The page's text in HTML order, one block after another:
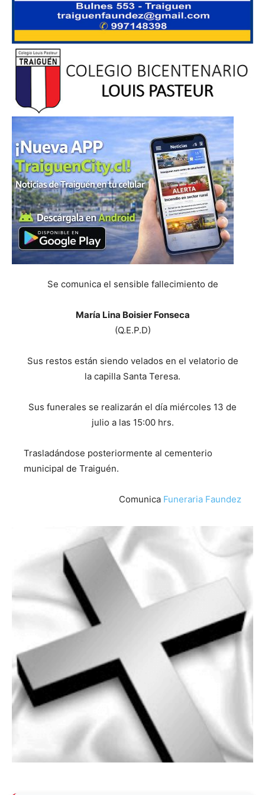
Se comunica el sensible fallecimiento de
María Lina Boisier Fonseca
(Q.E.P.D)
Sus restos están siendo velados en el velatorio de
la capilla Santa Teresa.
Sus funerales se realizarán el día miércoles 13 de
julio a las 15:00 hrs.
Trasladándose posteriormente al cementerio
municipal de Traiguén.
Comunica Funeraria Faundez